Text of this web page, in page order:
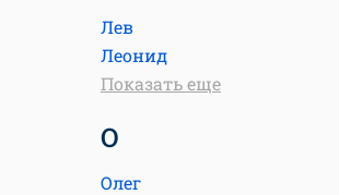
Лев
Леонид
Показать еще
О
Олег